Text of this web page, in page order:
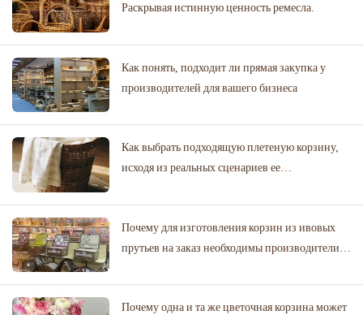
Раскрывая истинную ценность ремесла.
Как понять, подходит ли прямая закупка у
производителей для вашего бизнеса
Как выбрать подходящую плетеную корзину,
исходя из реальных сценариев ее
Почему для изготовления корзин из ивовых
прутьев на заказ необходимы производители с
Почему одна и та же цветочная корзина может